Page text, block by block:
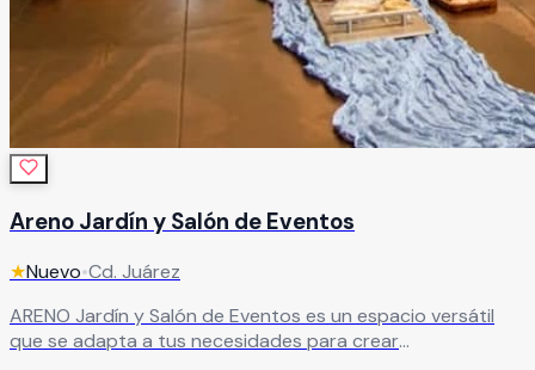
Areno Jardín y Salón de Eventos
★Nuevo•Cd. Juárez
ARENO Jardín y Salón de Eventos es un espacio versátil
que se adapta a tus necesidades para crear